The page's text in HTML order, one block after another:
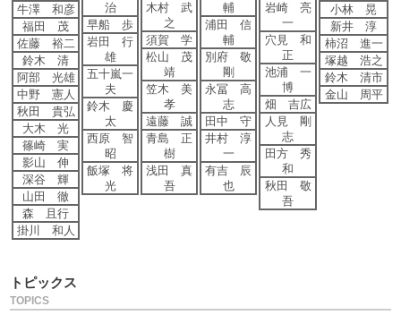
牛澤 和彦
福田 茂
佐藤 裕二
鈴木 清
阿部 光雄
中野 憲人
秋田 貴弘
大木 光
篠崎 実
影山 伸
深谷 輝
山田 徹
森 且行
掛川 和人
治
早船 歩
岩田 行
雄
五十嵐一
夫
鈴木 慶
太
西原 智
昭
飯塚 将
光
木村 武
之
須賀 学
松山 茂
靖
笠木 美
孝
遠藤 誠
青島 正
樹
浅田 真
吾
輔
浦田 信
輔
別府 敬
剛
永冨 高
志
田中 守
井村 淳
一
有吉 辰
也
岩崎 亮
一
穴見 和
正
池浦 一
博
畑 吉広
人見 剛
志
田方 秀
和
秋田 敬
吾
小林 晃
新井 淳
柿沼 進一
塚越 浩之
鈴木 清市
金山 周平
トピックス
TOPICS